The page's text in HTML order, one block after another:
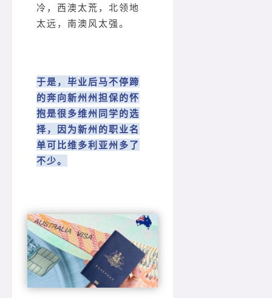
冷，西澳太荒，北领地
太远，南澳风太强。
于是，毕业后马不停蹄
的奔向新州州担保的怀
抱是很多维州同学的选
择，因为新州的职业名
单可比维多利亚州多了
不少。